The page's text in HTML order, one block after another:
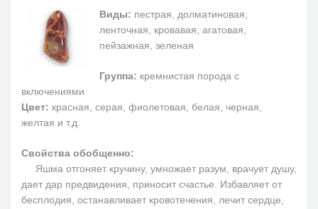
Виды: пестрая, долматиновая,
ленточная, кровавая, агатовая,
пейзажная, зеленая
Группа: кремнистая порода с
включениями
Цвет: красная, серая, фиолетовая, белая, черная,
желтая и т.д.
Свойства обобщенно:
Яшма отгоняет кручину, умножает разум, врачует душу,
дает дар предвидения, приносит счастье. Избавляет от
бесплодия, останавливает кровотечения, лечит сердце,